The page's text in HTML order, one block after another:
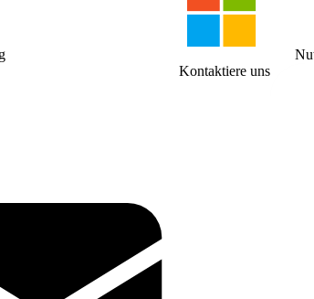
Kontaktiere uns